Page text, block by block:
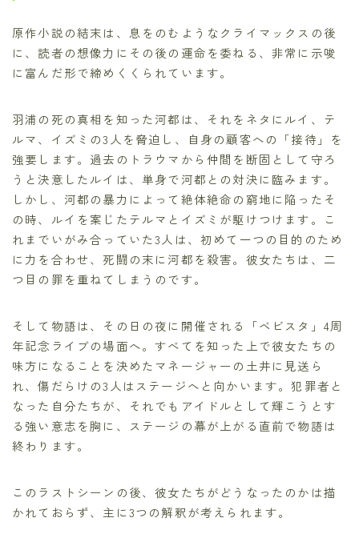
原作小説の結末は、息をのむようなクライマックスの後
に、読者の想像力にその後の運命を委ねる、非常に示唆
に富んだ形で締めくくられています。
羽浦の死の真相を知った河都は、それをネタにルイ、テ
ルマ、イズミの3人を脅迫し、自身の顧客への「接待」を
強要します。過去のトラウマから仲間を断固として守ろ
うと決意したルイは、単身で河都との対決に臨みます。
しかし、河都の暴力によって絶体絶命の窮地に陥ったそ
の時、ルイを案じたテルマとイズミが駆けつけます。こ
れまでいがみ合っていた3人は、初めて一つの目的のため
に力を合わせ、死闘の末に河都を殺害。彼女たちは、二
つ目の罪を重ねてしまうのです。
そして物語は、その日の夜に開催される「ベビスタ」4周
年記念ライブの場面へ。すべてを知った上で彼女たちの
味方になることを決めたマネージャーの土井に見送ら
れ、傷だらけの3人はステージへと向かいます。犯罪者と
なった自分たちが、それでもアイドルとして輝こうとす
る強い意志を胸に、ステージの幕が上がる直前で物語は
終わります。
このラストシーンの後、彼女たちがどうなったのかは描
かれておらず、主に3つの解釈が考えられます。